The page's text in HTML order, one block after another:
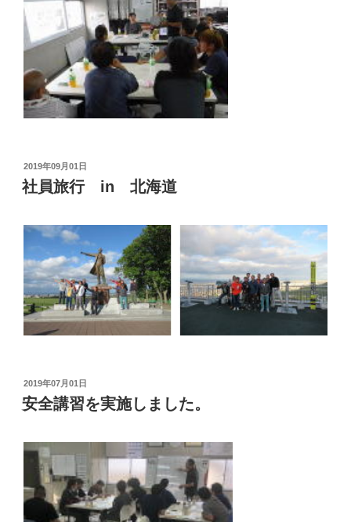
投
稿
日:
2019年09月01日
社員旅行 in 北海道
投
稿
日:
2019年07月01日
安全講習を実施しました。